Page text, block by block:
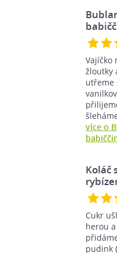
Vajíčko
žloutky
utřeme
více o
Koláč
Cukr
herou
pudink